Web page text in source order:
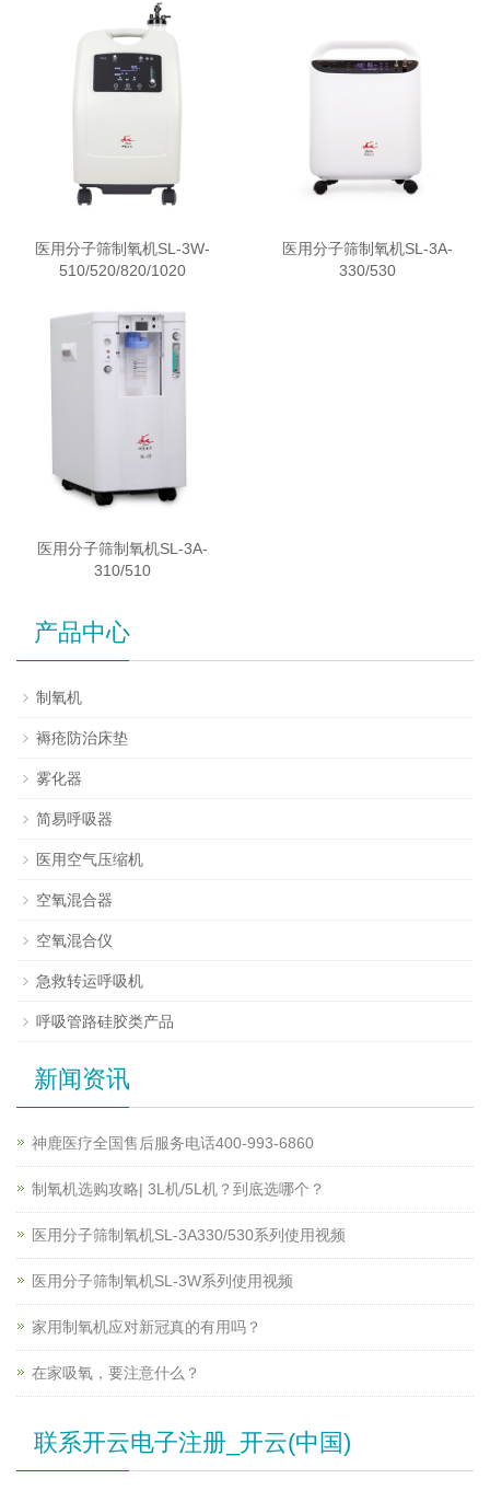
医用分子筛制氧机SL-3W-
510/520/820/1020
医用分子筛制氧机SL-3A-
330/530
医用分子筛制氧机SL-3A-
310/510
产品中心
制氧机
褥疮防治床垫
雾化器
简易呼吸器
医用空气压缩机
空氧混合器
空氧混合仪
急救转运呼吸机
呼吸管路硅胶类产品
新闻资讯
神鹿医疗全国售后服务电话400-993-6860
制氧机选购攻略| 3L机/5L机？到底选哪个？
医用分子筛制氧机SL-3A330/530系列使用视频
医用分子筛制氧机SL-3W系列使用视频
家用制氧机应对新冠真的有用吗？
在家吸氧，要注意什么？
联系开云电子注册_开云(中国)